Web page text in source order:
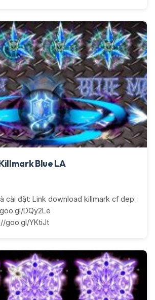
Blue LA
cài đặt: Link download killmark cf dep:
DQy2Le
goo.gl/YKtiJt